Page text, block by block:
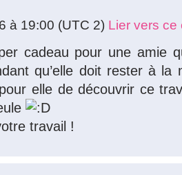
à 19:00 (UTC 2) Lier vers ce
cadeau pour une amie
qu’elle doit rester à la
elle de découvrir ce
travail !